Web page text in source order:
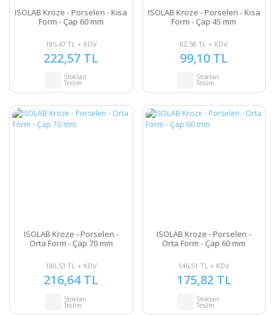
ISOLAB Kroze - Porselen - Kısa
Form - Çap 60 mm
185,47 TL + KDV
222,57 TL
Stoktan
Teslim
ISOLAB Kroze - Porselen - Kısa
Form - Çap 45 mm
82,58 TL + KDV
99,10 TL
Stoktan
Teslim
ISOLAB Kroze - Porselen -
Orta Form - Çap 70 mm
180,53 TL + KDV
216,64 TL
Stoktan
Teslim
ISOLAB Kroze - Porselen -
Orta Form - Çap 60 mm
146,51 TL + KDV
175,82 TL
Stoktan
Teslim